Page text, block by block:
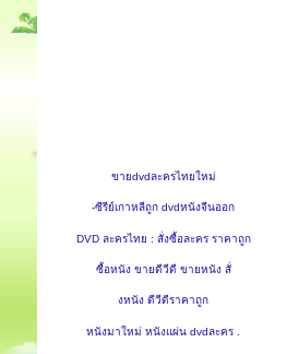
ขายdvdละครไทยใหม่
-ซีรีย์เกาหลีถูก dvdหนังจีนออก
DVD ละครไทย : สั่งซื้อละคร ราคาถูก
ซื้อหนัง ขายดีวีดี ขายหนัง สั่
งหนัง ดีวีดีราคาถูก
หนังมาใหม่ หนังแผ่น dvdละคร .